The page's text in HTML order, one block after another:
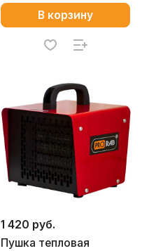
В корзину
1 420 руб.
Пушка тепловая